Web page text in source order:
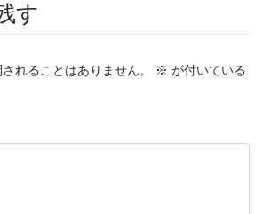
す
れることはありません。 ※ が付いている